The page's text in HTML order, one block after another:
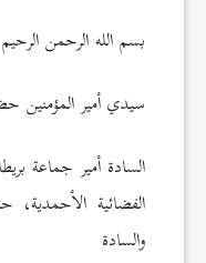
بسم الله الرحمن الرحيم
سيدي أمير المؤمنين
السادة أمير جماعة
الفضائية
والسادة